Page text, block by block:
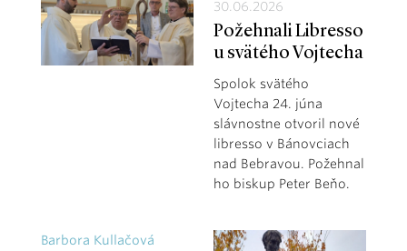
30.06.2026
Požehnali Libresso
u svätého Vojtecha
Spolok svätého
Vojtecha 24. júna
slávnostne otvoril nové
libresso v Bánovciach
nad Bebravou. Požehnal
ho biskup Peter Beňo.
Barbora Kullačová